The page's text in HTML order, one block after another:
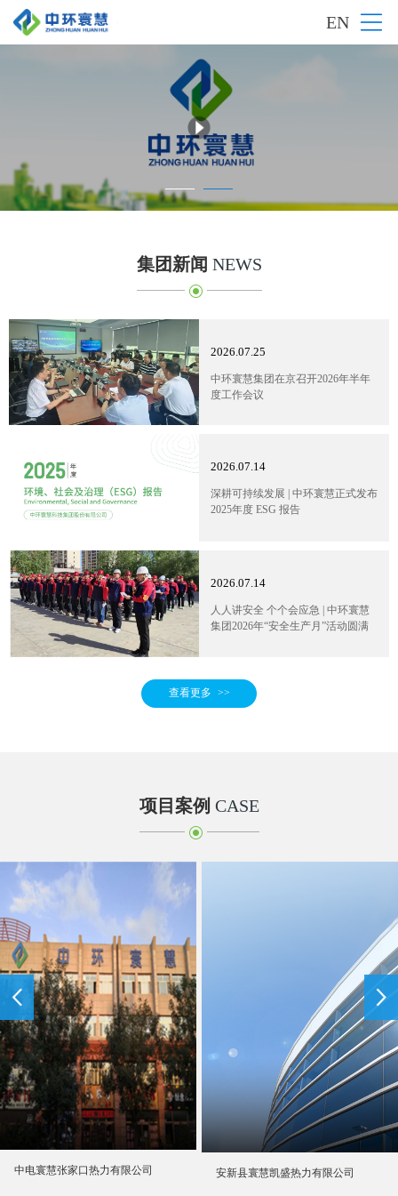
EN
集团新闻 NEWS
2026.07.25
中环寰慧集团在京召开2026年半年
度工作会议
2026.07.14
深耕可持续发展 | 中环寰慧正式发布
2025年度 ESG 报告
2026.07.14
人人讲安全 个个会应急 | 中环寰慧
集团2026年“安全生产月”活动圆满
查看更多 >>
项目案例 CASE
中电寰慧张家口热力有限公司 安新县寰慧凯盛热力有限公司